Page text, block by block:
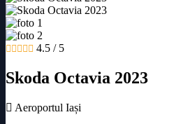
4.5 / 5
Skoda Octavia 2023
Aeroportul Iași